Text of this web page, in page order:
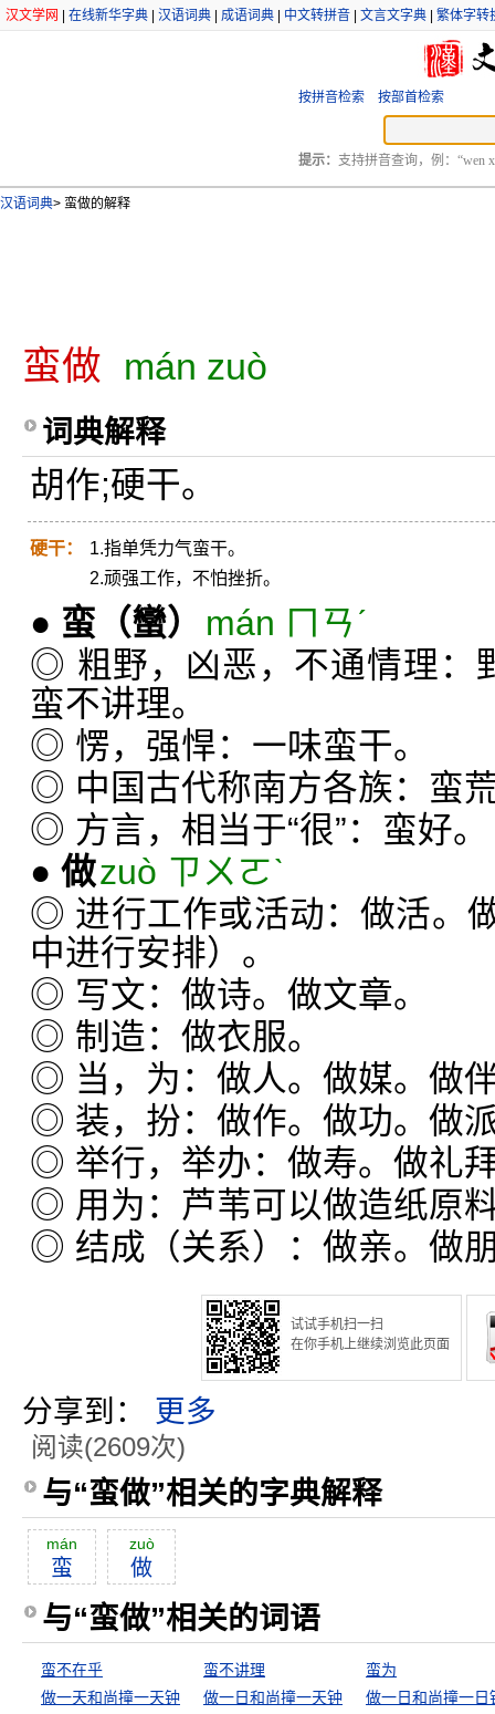
汉文学网 在线新华字典 汉语词典 成语词典 中文转拼音 文言文字典 繁体字转
按拼音检索 按部首检索
提示： 支持拼音查询，例：“wen
汉语词典> 蛮做的解释
蛮做 mán zuò
词典解释
胡作;硬干。
硬干：
1.指单凭力气蛮干。
2.顽强工作，不怕挫折。
● 蛮 （蠻）
mán ㄇㄢˊ
◎ 粗野，凶恶，不通情理：
蛮不讲理。
◎ 愣，强悍：一味蛮干。
◎ 中国古代称南方各族：蛮
◎ 方言，相当于“很”：蛮好。
● 做zuò ㄗㄨㄛˋ
◎ 进行工作或活动：做活。
中进行安排）。
◎ 写文：做诗。做文章。
◎ 制造：做衣服。
◎ 当，为：做人。做媒。做
◎ 装，扮：做作。做功。做
◎ 举行，举办：做寿。做礼
◎ 用为：芦苇可以做造纸原
◎ 结成（关系）：做亲。做
试试手机扫一扫
在你手机上继续浏览此页面
分享到： 更多
阅读(2609次)
与“蛮做”相关的字典解释
mán
蛮
zuò
做
与“蛮做”相关的词语
蛮不在乎 蛮不讲理
蛮为
做一天和尚撞一天钟
做一日和尚撞一天钟 做一日和尚撞一日